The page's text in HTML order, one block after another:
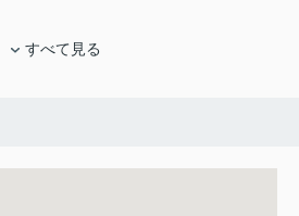
すべて見る